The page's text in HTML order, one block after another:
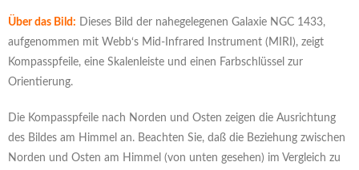
Über das Bild: Dieses Bild der nahegelegenen Galaxie NGC 1433,
aufgenommen mit Webb‘s Mid-Infrared Instrument (MIRI), zeigt
Kompasspfeile, eine Skalenleiste und einen Farbschlüssel zur
Orientierung.
Die Kompasspfeile nach Norden und Osten zeigen die Ausrichtung
des Bildes am Himmel an. Beachten Sie, daß die Beziehung zwischen
Norden und Osten am Himmel (von unten gesehen) im Vergleich zu